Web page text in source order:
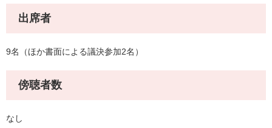
出席者
9名（ほか書面による議決参加2名）
傍聴者数
なし